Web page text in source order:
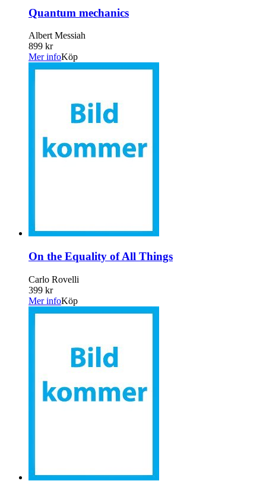
Quantum mechanics
Albert Messiah
899 kr
Mer infoKöp
On the Equality of All Things
Carlo Rovelli
399 kr
Mer infoKöp